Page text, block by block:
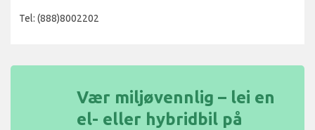
Tel: (888)8002202
Vær miljøvennlig – lei en
el- eller hybridbil på